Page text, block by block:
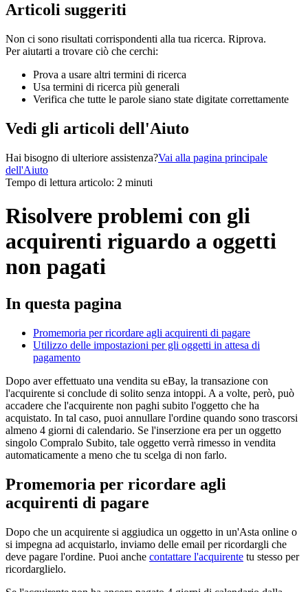
Articoli suggeriti
Non ci sono risultati corrispondenti alla tua ricerca. Riprova.
Per aiutarti a trovare ciò che cerchi:
Prova a usare altri termini di ricerca
Usa termini di ricerca più generali
Verifica che tutte le parole siano state digitate correttamente
Vedi gli articoli dell'Aiuto
Hai bisogno di ulteriore assistenza?Vai alla pagina principale
dell'Aiuto
Tempo di lettura articolo: 2 minuti
Risolvere problemi con gli
acquirenti riguardo a oggetti
non pagati
In questa pagina
Promemoria per ricordare agli acquirenti di pagare
Utilizzo delle impostazioni per gli oggetti in attesa di
pagamento
Dopo aver effettuato una vendita su eBay, la transazione con
l'acquirente si conclude di solito senza intoppi. A a volte, però, può
accadere che l'acquirente non paghi subito l'oggetto che ha
acquistato. In tal caso, puoi annullare l'ordine quando sono trascorsi
almeno 4 giorni di calendario. Se l'inserzione era per un oggetto
singolo Compralo Subito, tale oggetto verrà rimesso in vendita
automaticamente a meno che tu scelga di non farlo.
Promemoria per ricordare agli
acquirenti di pagare
Dopo che un acquirente si aggiudica un oggetto in un'Asta online o
si impegna ad acquistarlo, inviamo delle email per ricordargli che
deve pagare l'ordine. Puoi anche contattare l'acquirente tu stesso per
ricordarglielo.